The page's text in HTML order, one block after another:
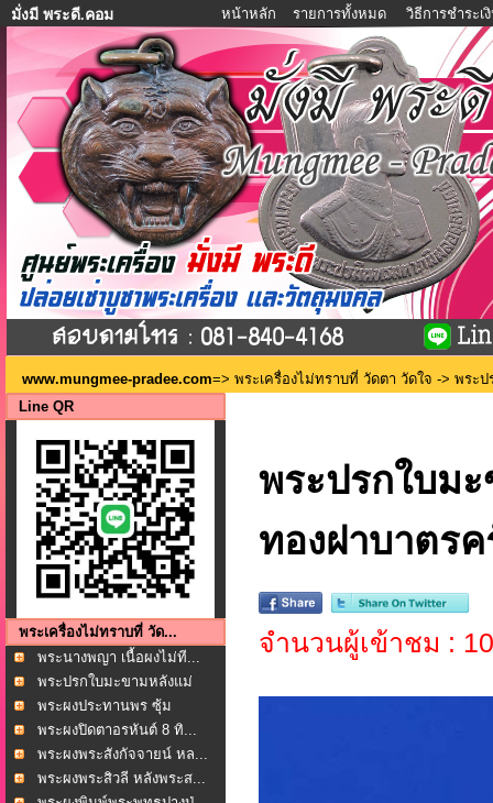
มั่งมี พระดี.คอม หน้าหลัก รายการทั้งหมด วิธีการชำระเ
www.mungmee-pradee.com=> พระเครื่องไม่ทราบที่ วัดตา วัดใจ -> พระป
Line QR
พระเครื่องไม่ทราบที่ วัด...
พระนางพญา เนื้อผงไม่ที...
พระปรกใบมะขามหลังแม่
นา... พระผงประทานพร ซุ้ม
เสมา...พระผงปิดตาอรหันต์ 8 ทิ...
พระผงพระสังกัจจายน์ หล...
พระผงพระสิวลี หลังพระส...
พระปรกใบม
ทองฝาบาตร
จำนวนผู้เข้าชม :